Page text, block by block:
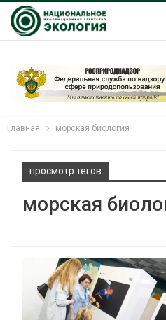
Главная морская биология
просмотр тегов
морская